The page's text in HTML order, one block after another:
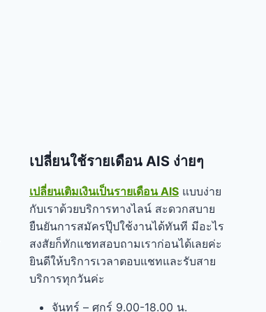
เปลี่ยนใช้รายเดือน AIS ง่ายๆ
เปลี่ยนเติมเงินเป็นรายเดือน AIS แบบง่าย
กับเราด้วยบริการทางไลน์ สะดวกสบาย
ยืนยันการสมัครปุ๊ปใช้งานได้ทันที มีอะไร
สงสัยก็ทักแชทสอบถามเราก่อนได้เลยค่ะ
ยินดีให้บริการเวลาตอบแชทและรับสาย
บริการทุกวันค่ะ
จันทร์ – ศุกร์ 9.00-18.00 น.